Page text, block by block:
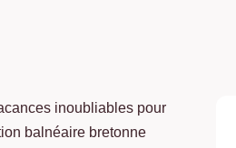
inoubliables pour
balnéaire bretonne